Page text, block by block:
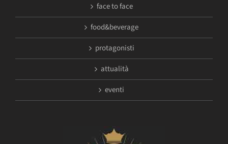
face to face
food&beverage
protagonisti
attualità
eventi